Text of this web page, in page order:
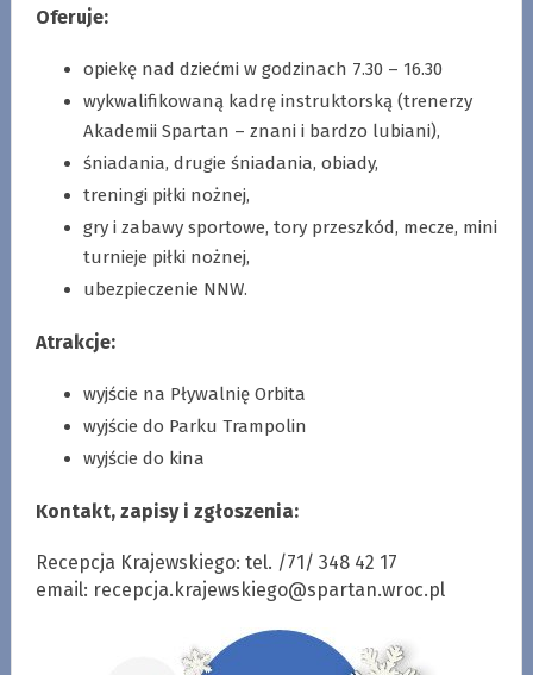
Oferuje:
opiekę nad dziećmi w godzinach 7.30 – 16.30
wykwalifikowaną kadrę instruktorską (trenerzy
Akademii Spartan – znani i bardzo lubiani),
śniadania, drugie śniadania, obiady,
treningi piłki nożnej,
gry i zabawy sportowe, tory przeszkód, mecze, mini
turnieje piłki nożnej,
ubezpieczenie NNW.
Atrakcje:
wyjście na Pływalnię Orbita
wyjście do Parku Trampolin
wyjście do kina
Kontakt, zapisy i zgłoszenia:
Recepcja Krajewskiego: tel. /71/ 348 42 17
email: recepcja.krajewskiego@spartan.wroc.pl